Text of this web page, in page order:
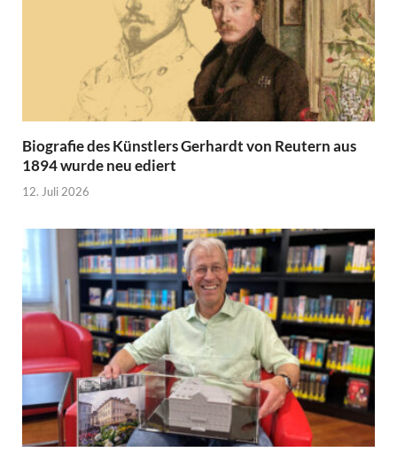
Biografie des Künstlers Gerhardt von Reutern aus
1894 wurde neu ediert
12. Juli 2026